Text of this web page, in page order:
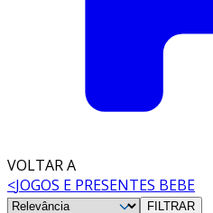
VOLTAR A
<JOGOS E PRESENTES BEBE
FILTRAR